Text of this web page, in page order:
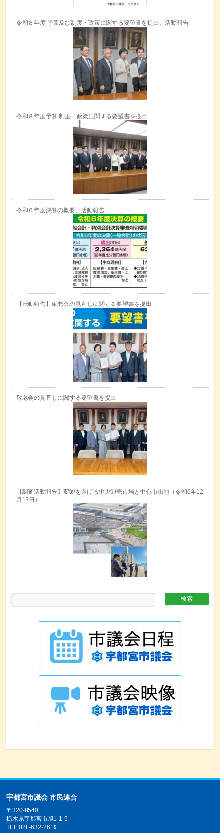
令和８年度 予算及び制度・政策に関する要望書を提出、活動報告
令和８年度予算 制度・政策に関する要望書を提出
令和６年度決算の概要、活動報告
【活動報告】敬老会の見直しに関する要望書を提出
敬老会の見直しに関する要望書を提出
【調査活動報告】変貌を遂げる中央卸売市場と中心市街地（令和6年12
月17日）
宇都宮市議会 市民連合
〒320-8540
栃木県宇都宮市旭1-1-5
TEL.028-632-2619